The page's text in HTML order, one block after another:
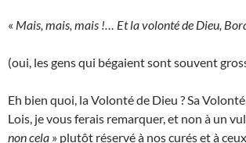
« Mais, mais, mais !… Et la volonté de Dieu,
(oui, les gens qui bégaient sont souvent
Eh bien quoi, la Volonté de Dieu ? Sa Volonté
Lois, je vous ferais remarquer, et non à un
non cela » plutôt réservé à nos curés et à